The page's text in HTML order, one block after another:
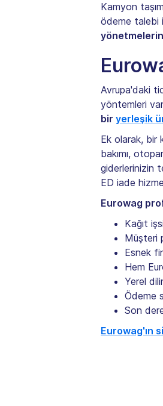
Kamyon
ödeme talebi
Avrupa'daki
yöntemleri
bir yerleşik
Ek olarak, bir
bakımı,
giderlerinizin
ED iade
Eurowag
Kağıt
Müşteri
Esnek
Hem
Yerel
Ödeme
Son
Eurowag'ın